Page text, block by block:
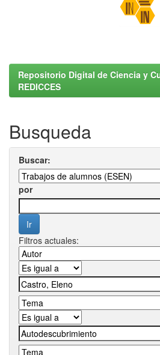
Repositorio Digital de Ciencia y
REDICCES
Busqueda
Buscar:
por
Filtros actuales: